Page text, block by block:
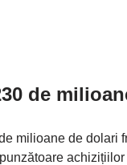
de
milioane de dolari